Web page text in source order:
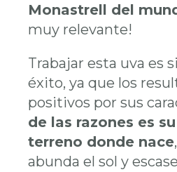
Monastrell del
muy relevante!
Trabajar esta uva es
éxito, ya que los
positivos por sus
de las razones es
terreno donde nace
abunda el sol y